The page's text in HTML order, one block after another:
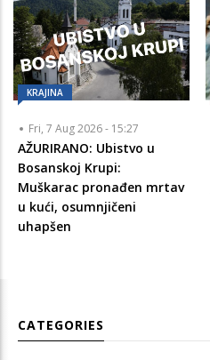
KRAJINA
Fri, 7 Aug 2026 - 15:27
AŽURIRANO: Ubistvo u
Bosanskoj Krupi:
Muškarac pronađen mrtav
u kući, osumnjičeni
uhapšen
CATEGORIES